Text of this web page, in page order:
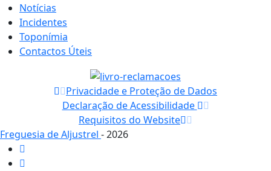
Notícias
Incidentes
Toponímia
Contactos Úteis
Privacidade e Proteção de Dados
Declaração de Acessibilidade
Requisitos do Website
Freguesia de Aljustrel - 2026